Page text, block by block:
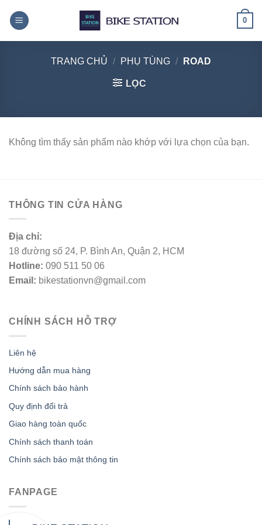
0
TRANG CHỦ / PHỤ TÙNG / ROAD
LỌC
Không tìm thấy sản phẩm nào khớp với lựa chọn của bạn.
THÔNG TIN CỬA HÀNG
Địa chỉ:
18 đường số 24, P. Bình An, Quận 2, HCM
Hotline: 090 511 50 06
Email: bikestationvn@gmail.com
CHÍNH SÁCH HỖ TRỢ
Liên hệ
Hướng dẫn mua hàng
Chính sách bảo hành
Quy định đổi trả
Giao hàng toàn quốc
Chính sách thanh toán
Chính sách bảo mật thông tin
FANPAGE